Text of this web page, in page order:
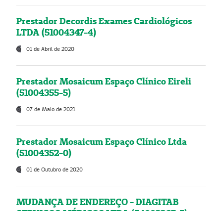
Prestador Decordis Exames Cardiológicos
LTDA (51004347-4)
01 de Abril de 2020
Prestador Mosaicum Espaço Clínico Eireli
(51004355-5)
07 de Maio de 2021
Prestador Mosaicum Espaço Clínico Ltda
(51004352-0)
01 de Outubro de 2020
MUDANÇA DE ENDEREÇO - DIAGITAB